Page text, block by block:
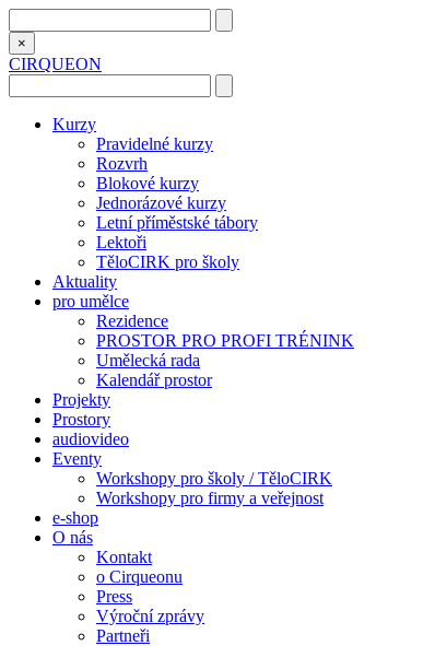
×
CIRQUEON
Kurzy
Pravidelné kurzy
Rozvrh
Blokové kurzy
Jednorázové kurzy
Letní příměstské tábory
Lektoři
TěloCIRK pro školy
Aktuality
pro umělce
Rezidence
PROSTOR PRO PROFI TRÉNINK
Umělecká rada
Kalendář prostor
Projekty
Prostory
audiovideo
Eventy
Workshopy pro školy / TěloCIRK
Workshopy pro firmy a veřejnost
e-shop
O nás
Kontakt
o Cirqueonu
Press
Výroční zprávy
Partneři